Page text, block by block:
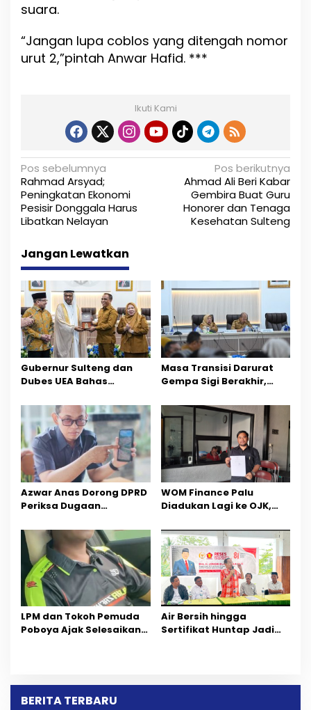
suara.
“Jangan lupa coblos yang ditengah nomor
urut 2,”pintah Anwar Hafid. ***
Ikuti Kami
N
a
v
g
a
s
i
p
o
s
Pos sebelumnya
Rahmad Arsyad;
Peningkatan Ekonomi
Pesisir Donggala Harus
Libatkan Nelayan
Pos berikutnya
Ahmad Ali Beri Kabar
Gembira Buat Guru
Honorer dan Tenaga
Kesehatan Sulteng
Jangan Lewatkan
Gubernur Sulteng dan
Dubes UEA Bahas
Sektor Jadi Prioritas
Masa Transisi Darurat
Gempa Sigi Berakhir,
Percepatan Pemulihan
Azwar Anas Dorong DPRD
Periksa Dugaan
Wilayah Tambang PT
CPM
‎WOM Finance Palu
Diadukan Lagi ke OJK,
Pelelangan Kini
Penarikan Kendaraan
Dipersoalkan ‎
LPM dan Tokoh Pemuda
Poboya Ajak Selesaikan
Air Bersih hingga
Sertifikat Huntap Jadi
BERITA TERBARU